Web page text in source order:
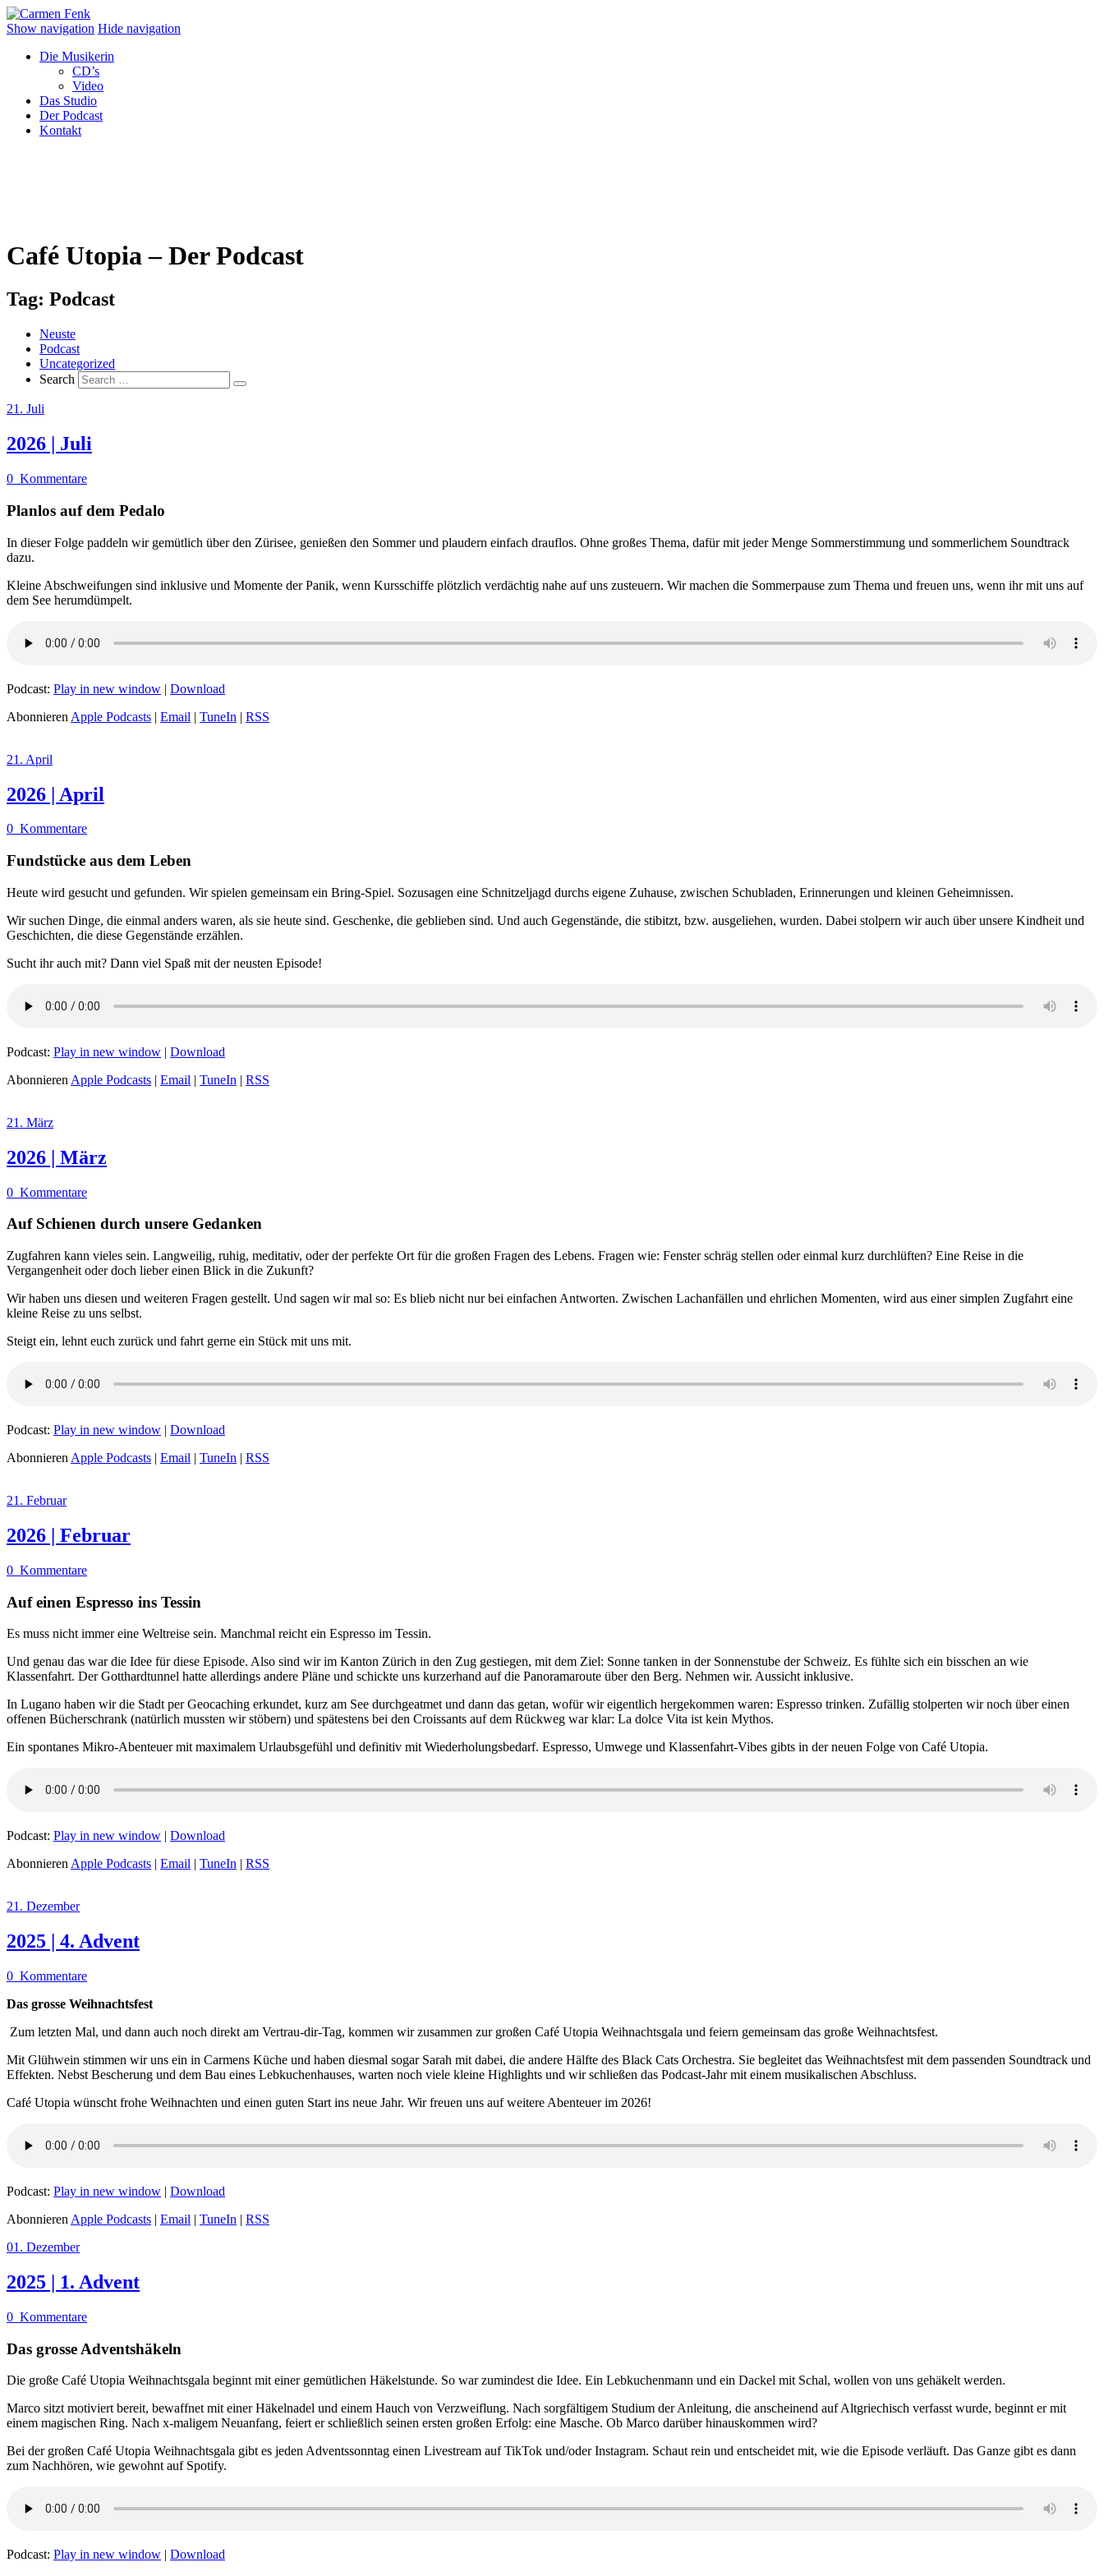
Show navigation Hide navigation
Die Musikerin
CD’s
Video
Das Studio
Der Podcast
Kontakt
Café Utopia – Der Podcast
Tag: Podcast
Neuste
Podcast
Uncategorized
Search
21. Juli
2026 | Juli
0 Kommentare
Planlos auf dem Pedalo
In dieser Folge paddeln wir gemütlich über den Zürisee, genießen den Sommer und plaudern einfach drauflos. Ohne großes Thema, dafür mit jeder Menge Sommerstimmung und sommerlichem Soundtrack
dazu.
Kleine Abschweifungen sind inklusive und Momente der Panik, wenn Kursschiffe plötzlich verdächtig nahe auf uns zusteuern. Wir machen die Sommerpause zum Thema und freuen uns, wenn ihr mit uns auf
dem See herumdümpelt.
Podcast: Play in new window | Download
Abonnieren Apple Podcasts | Email | TuneIn | RSS
21. April
2026 | April
0 Kommentare
Fundstücke aus dem Leben
Heute wird gesucht und gefunden. Wir spielen gemeinsam ein Bring-Spiel. Sozusagen eine Schnitzeljagd durchs eigene Zuhause, zwischen Schubladen, Erinnerungen und kleinen Geheimnissen.
Wir suchen Dinge, die einmal anders waren, als sie heute sind. Geschenke, die geblieben sind. Und auch Gegenstände, die stibitzt, bzw. ausgeliehen, wurden. Dabei stolpern wir auch über unsere Kindheit und
Geschichten, die diese Gegenstände erzählen.
Sucht ihr auch mit? Dann viel Spaß mit der neusten Episode!
Podcast: Play in new window | Download
Abonnieren Apple Podcasts | Email | TuneIn | RSS
21. März
2026 | März
0 Kommentare
Auf Schienen durch unsere Gedanken
Zugfahren kann vieles sein. Langweilig, ruhig, meditativ, oder der perfekte Ort für die großen Fragen des Lebens. Fragen wie: Fenster schräg stellen oder einmal kurz durchlüften? Eine Reise in die
Vergangenheit oder doch lieber einen Blick in die Zukunft?
Wir haben uns diesen und weiteren Fragen gestellt. Und sagen wir mal so: Es blieb nicht nur bei einfachen Antworten. Zwischen Lachanfällen und ehrlichen Momenten, wird aus einer simplen Zugfahrt eine
kleine Reise zu uns selbst.
Steigt ein, lehnt euch zurück und fahrt gerne ein Stück mit uns mit.
Podcast: Play in new window | Download
Abonnieren Apple Podcasts | Email | TuneIn | RSS
21. Februar
2026 | Februar
0 Kommentare
Auf einen Espresso ins Tessin
Es muss nicht immer eine Weltreise sein. Manchmal reicht ein Espresso im Tessin.
Und genau das war die Idee für diese Episode. Also sind wir im Kanton Zürich in den Zug gestiegen, mit dem Ziel: Sonne tanken in der Sonnenstube der Schweiz. Es fühlte sich ein bisschen an wie
Klassenfahrt. Der Gotthardtunnel hatte allerdings andere Pläne und schickte uns kurzerhand auf die Panoramaroute über den Berg. Nehmen wir. Aussicht inklusive.
In Lugano haben wir die Stadt per Geocaching erkundet, kurz am See durchgeatmet und dann das getan, wofür wir eigentlich hergekommen waren: Espresso trinken. Zufällig stolperten wir noch über einen
offenen Bücherschrank (natürlich mussten wir stöbern) und spätestens bei den Croissants auf dem Rückweg war klar: La dolce Vita ist kein Mythos.
Ein spontanes Mikro-Abenteuer mit maximalem Urlaubsgefühl und definitiv mit Wiederholungsbedarf. Espresso, Umwege und Klassenfahrt-Vibes gibts in der neuen Folge von Café Utopia.
Podcast: Play in new window | Download
Abonnieren Apple Podcasts | Email | TuneIn | RSS
21. Dezember
2025 | 4. Advent
0 Kommentare
Das grosse Weihnachtsfest
Zum letzten Mal, und dann auch noch direkt am Vertrau-dir-Tag, kommen wir zusammen zur großen Café Utopia Weihnachtsgala und feiern gemeinsam das große Weihnachtsfest.
Mit Glühwein stimmen wir uns ein in Carmens Küche und haben diesmal sogar Sarah mit dabei, die andere Hälfte des Black Cats Orchestra. Sie begleitet das Weihnachtsfest mit dem passenden Soundtrack und
Effekten. Nebst Bescherung und dem Bau eines Lebkuchenhauses, warten noch viele kleine Highlights und wir schließen das Podcast-Jahr mit einem musikalischen Abschluss.
Café Utopia wünscht frohe Weihnachten und einen guten Start ins neue Jahr. Wir freuen uns auf weitere Abenteuer im 2026!
Podcast: Play in new window | Download
Abonnieren Apple Podcasts | Email | TuneIn | RSS
01. Dezember
2025 | 1. Advent
0 Kommentare
Das grosse Adventshäkeln
Die große Café Utopia Weihnachtsgala beginnt mit einer gemütlichen Häkelstunde. So war zumindest die Idee. Ein Lebkuchenmann und ein Dackel mit Schal, wollen von uns gehäkelt werden.
Marco sitzt motiviert bereit, bewaffnet mit einer Häkelnadel und einem Hauch von Verzweiflung. Nach sorgfältigem Studium der Anleitung, die anscheinend auf Altgriechisch verfasst wurde, beginnt er mit
einem magischen Ring. Nach x-maligem Neuanfang, feiert er schließlich seinen ersten großen Erfolg: eine Masche. Ob Marco darüber hinauskommen wird?
Bei der großen Café Utopia Weihnachtsgala gibt es jeden Adventssonntag einen Livestream auf TikTok und/oder Instagram. Schaut rein und entscheidet mit, wie die Episode verläuft. Das Ganze gibt es dann
zum Nachhören, wie gewohnt auf Spotify.
Podcast: Play in new window | Download